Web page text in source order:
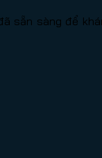
sẵn sàng để